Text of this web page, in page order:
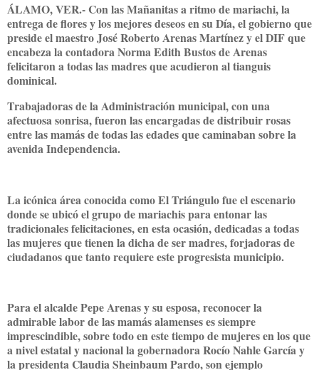
ÁLAMO, VER.- Con las Mañanitas a ritmo de mariachi, la
entrega de flores y los mejores deseos en su Día, el gobierno que
preside el maestro José Roberto Arenas Martínez y el DIF que
encabeza la contadora Norma Edith Bustos de Arenas
felicitaron a todas las madres que acudieron al tianguis
dominical.
Trabajadoras de la Administración municipal, con una
afectuosa sonrisa, fueron las encargadas de distribuir rosas
entre las mamás de todas las edades que caminaban sobre la
avenida Independencia.
La icónica área conocida como El Triángulo fue el escenario
donde se ubicó el grupo de mariachis para entonar las
tradicionales felicitaciones, en esta ocasión, dedicadas a todas
las mujeres que tienen la dicha de ser madres, forjadoras de
ciudadanos que tanto requiere este progresista municipio.
Para el alcalde Pepe Arenas y su esposa, reconocer la
admirable labor de las mamás alamenses es siempre
imprescindible, sobre todo en este tiempo de mujeres en los que
a nivel estatal y nacional la gobernadora Rocío Nahle García y
la presidenta Claudia Sheinbaum Pardo, son ejemplo